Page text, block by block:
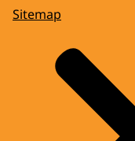
Sitemap